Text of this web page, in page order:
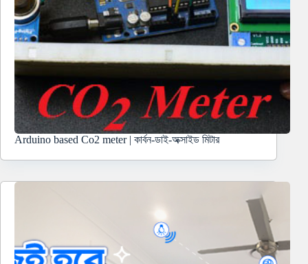
Arduino based Co2 meter | কার্বন-ডাই-অক্সাইড মিটার